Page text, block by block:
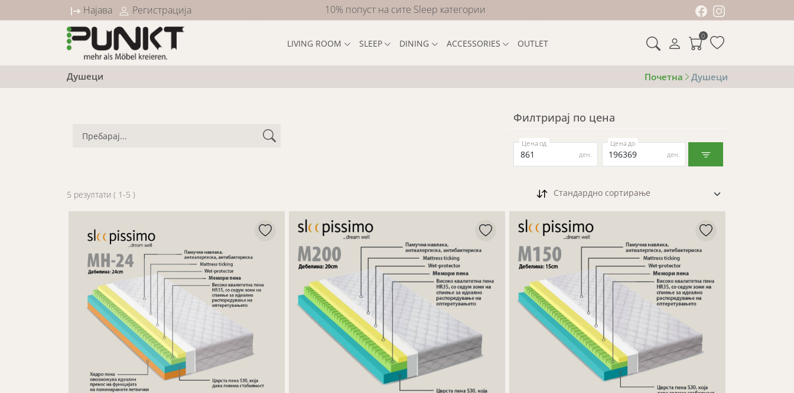
Најава Регистрација
попуст на сите Sleep категории 10% попуст на сите Sleep категории
0
LIVING ROOM SLEEP DINING ACCESSORIES OUTLET
Душеци Почетна Душеци
Филтрирај по цена
ден.
Цена од
ден.
Цена до
5 резултати ( 1-5 ) Стандардно сортирање